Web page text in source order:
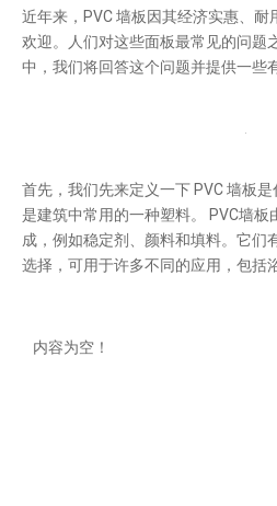
近年来，PVC 墙板因其经济实惠、
欢迎。人们对这些面板最常见的问题
中，我们将回答这个问题并提供一些
首先，我们先来定义一下 PVC 墙板是
是建筑中常用的一种塑料。 PVC墙板
成，例如稳定剂、颜料和填料。它们
选择，可用于许多不同的应用，包括
定的。 PVC 墙板因其所用材料的特
内容为空！